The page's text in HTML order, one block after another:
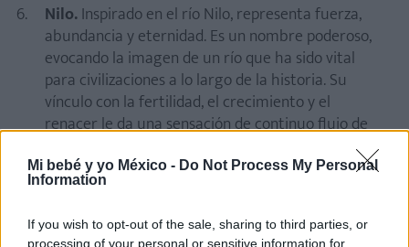
Mi bebé y yo México - Do Not Process My Personal
Information
If you wish to opt-out of the sale, sharing to third parties, or
processing of your personal or sensitive information for
Nilo.Inspirado en el río Nilo, representa fuerza,
abundancia y eternidad. Es un nombre poderoso,
evocando la imagen de un río que ha sido vital
para civilizaciones a lo largo de la historia. Su
vínculo con la fertilidad, el crecimiento y el
renacer le da una sensación de continuo flujo de
Vega.Tiene un origen latino y está relacionado
brillante de la constelación Lira. Este nombre